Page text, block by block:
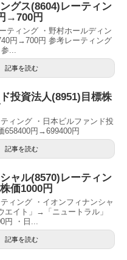
グス(8604)レーティン
→700円
ティング ・野村ホールディン
円→700円 参考レーティング
...
記事を読む
投資法人(8951)目標株
ィング ・日本ビルファンド投
658400円→699400円
記事を読む
ャル(8570)レーティン
価1000円
ィング ・イオンフィナンシャ
エイト」→「ニュートラル」
円 ・日...
記事を読む